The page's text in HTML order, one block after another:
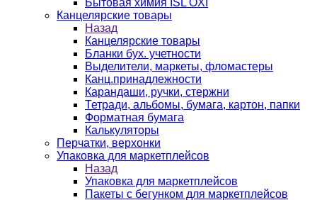
Бытовая химия ISL OXI
Канцелярские товары
Назад
Канцелярские товары
Бланки бух. учетности
Выделители, маркеты, фломастеры
Канц.принадлежности
Карандаши, ручки, стержни
Тетради, альбомы, бумага, картон, папки
Форматная бумага
Калькуляторы
Перчатки, верхонки
Упаковка для маркетплейсов
Назад
Упаковка для маркетплейсов
Пакеты с бегунком для маркетплейсов